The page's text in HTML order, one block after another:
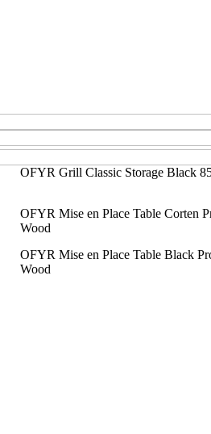
OFYR Grill Classic Storage Black
OFYR Mise en Place Table Corten
Wood
OFYR Mise en Place Table Black
Wood